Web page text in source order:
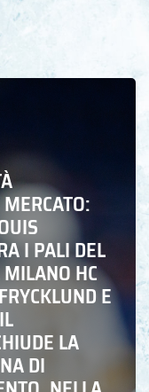
MERCATO:
I PALI DEL
HC
E
LA
DI